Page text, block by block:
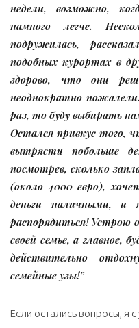
недели, возможно,
намного легче.
подружилась,
подобных курортах в
здорово, что они
неоднократно
раз, то буду выбирать
Остался привкус того,
вытрясти побольше
посмотрев, сколько
(около 4000 евро),
деньги наличными, и
распорядиться! Устрою
своей семье, а главное,
действительно
семейные узы!”
Если остались вопросы, я